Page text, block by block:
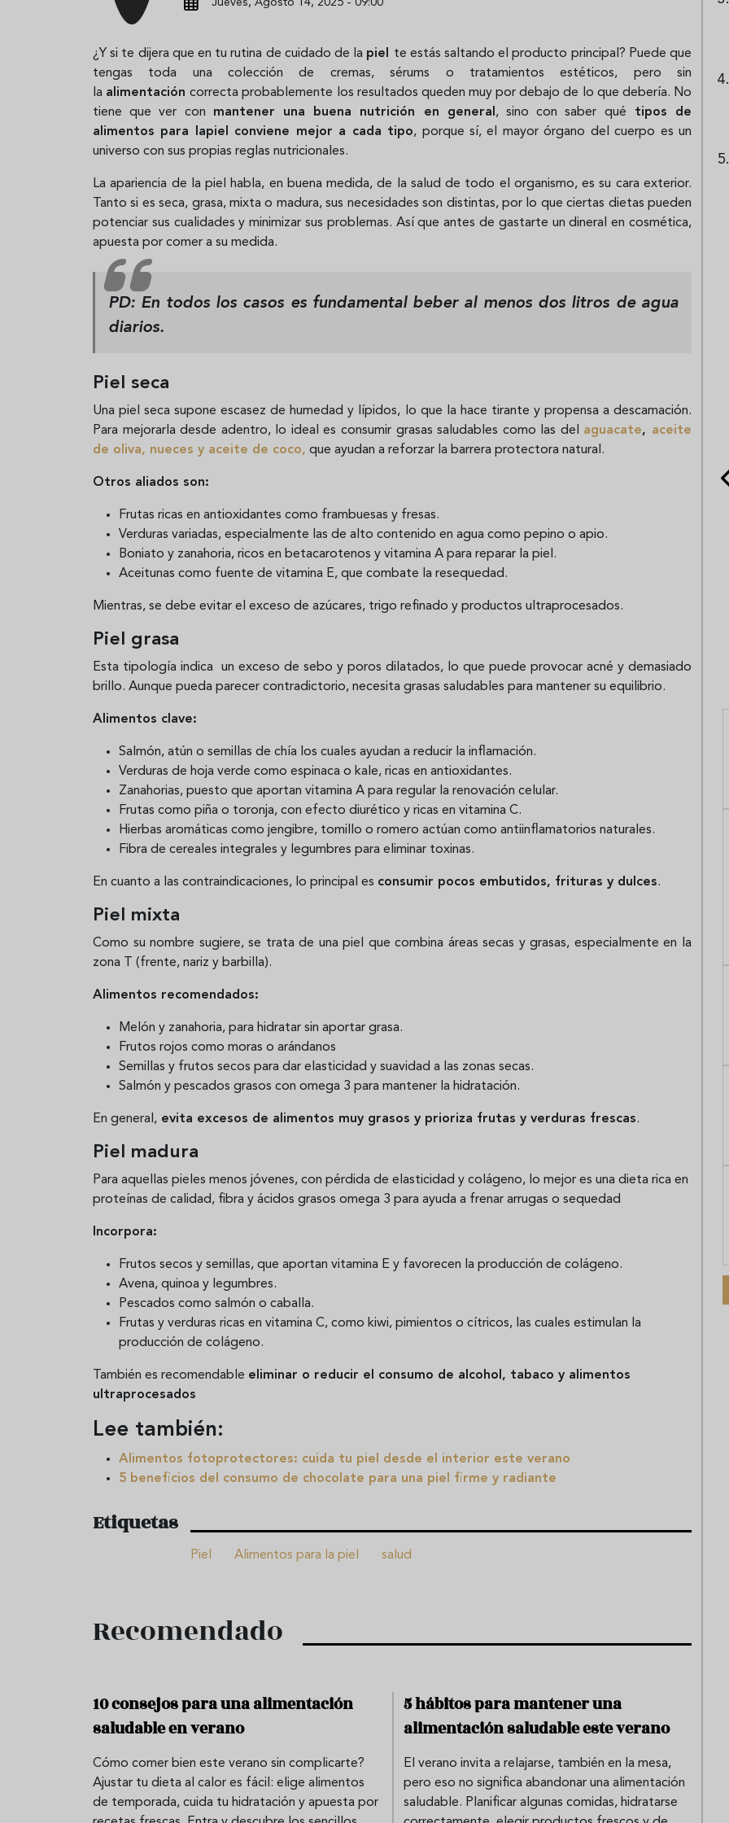
Jueves, Agosto 14, 2025 - 09:00
¿Y si te dijera que en tu rutina de cuidado de la piel te estás saltando el producto principal? Puede que
tengas toda una colección de cremas, sérums o tratamientos estéticos, pero sin
la alimentacióncorrecta probablemente los resultados queden muy por debajo de lo que debería. No
tiene que ver con mantener una buena nutrición en general , sino con saber qué tipos de
alimentos para lapiel conviene mejor a cada tipo, porque sí, el mayor órgano del cuerpo es un
universo con sus propias reglas nutricionales.
La apariencia de la piel habla, en buena medida, de la salud de todo el organismo, es su cara exterior.
Tanto si es seca, grasa, mixta o madura, sus necesidades son distintas, por lo que ciertas dietas pueden
potenciar sus cualidades y minimizar sus problemas. Así que antes de gastarte un dineral en cosmética,
apuesta por comer a su medida.
PD: En todos los casos es fundamental beber al menos dos litros de agua
diarios.
Piel seca
Una piel seca supone escasez de humedad y lípidos, lo que la hace tirante y propensa a descamación.
Para mejorarla desde adentro, lo ideal es consumir grasas saludables como las del aguacate, aceite
de oliva, nueces y aceite de coco, que ayudan a reforzar la barrera protectora natural.
Otros aliados son:
Frutas ricas en antioxidantes como frambuesas y fresas.
Verduras variadas, especialmente las de alto contenido en agua como pepino o apio.
Boniato y zanahoria, ricos en betacarotenos y vitamina A para reparar la piel.
Aceitunas como fuente de vitamina E, que combate la resequedad.
Mientras, se debe evitar el exceso de azúcares, trigo refinado y productos ultraprocesados.
Piel grasa
Esta tipología indica un exceso de sebo y poros dilatados, lo que puede provocar acné y demasiado
brillo. Aunque pueda parecer contradictorio, necesita grasas saludables para mantener su equilibrio.
Alimentos clave:
Salmón, atún o semillas de chía los cuales ayudan a reducir la inflamación.
Verduras de hoja verde como espinaca o kale, ricas en antioxidantes.
Zanahorias, puesto que aportan vitamina A para regular la renovación celular.
Frutas como piña o toronja, con efecto diurético y ricas en vitamina C.
Hierbas aromáticas como jengibre, tomillo o romero actúan como antiinflamatorios naturales.
Fibra de cereales integrales y legumbres para eliminar toxinas.
En cuanto a las contraindicaciones, lo principal es consumir pocos embutidos, frituras y dulces.
Piel mixta
Como su nombre sugiere, se trata de una piel que combina áreas secas y grasas, especialmente en la
zona T (frente, nariz y barbilla).
Alimentos recomendados:
Melón y zanahoria, para hidratar sin aportar grasa.
Frutos rojos como moras o arándanos
Semillas y frutos secos para dar elasticidad y suavidad a las zonas secas.
Salmón y pescados grasos con omega 3 para mantener la hidratación.
En general, evita excesos de alimentos muy grasos y prioriza frutas y verduras frescas.
Piel madura
Para aquellas pieles menos jóvenes, con pérdida de elasticidad y colágeno, lo mejor es una dieta rica en
proteínas de calidad, fibra y ácidos grasos omega 3 para ayuda a frenar arrugas o sequedad
Incorpora:
Frutos secos y semillas, que aportan vitamina E y favorecen la producción de colágeno.
Avena, quinoa y legumbres.
Pescados como salmón o caballa.
Frutas y verduras ricas en vitamina C, como kiwi, pimientos o cítricos, las cuales estimulan la
producción de colágeno.
También es recomendable eliminar o reducir el consumo de alcohol, tabaco y alimentos
ultraprocesados
Lee también:
Alimentos fotoprotectores: cuida tu piel desde el interior este verano
5 beneficios del consumo de chocolate para una piel firme y radiante
Etiquetas
Piel Alimentos para la piel salud
Recomendado
10 consejos para una alimentación
saludable en verano
Cómo comer bien este verano sin complicarte?
Ajustar tu dieta al calor es fácil: elige alimentos
de temporada, cuida tu hidratación y apuesta por
5 hábitos para mantener una
alimentación saludable este verano
El verano invita a relajarse, también en la mesa,
pero eso no significa abandonar una alimentación
saludable. Planificar algunas comidas, hidratarse